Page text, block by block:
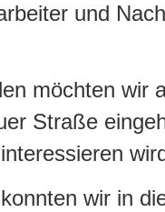
und
möchten wir
Straße
wir in